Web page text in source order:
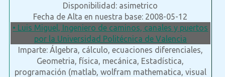
Disponibilidad: asimetrico
Fecha de Alta en nuestra base: 2008-05-12
• Luis Miguel, Ingeniero de caminos, canales y puertos
por la Universidad Politécnica de Valencia
Imparte: Álgebra, cálculo, ecuaciones diferenciales,
Geometria, física, mecánica, Estadística,
programación (matlab, wolfram mathematica, visual